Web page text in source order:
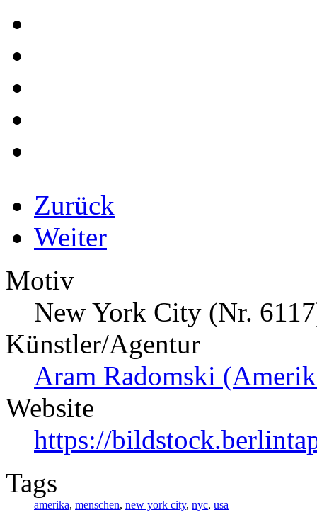
Zurück
Weiter
Motiv
New York City (Nr.
Künstler/Agentur
Aram Radomski
Website
https://
Tags
amerika, menschen, new york city, nyc, usa